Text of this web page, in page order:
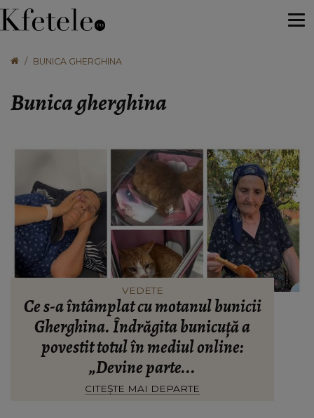
BUNICA GHERGHINA
Bunica gherghina
VEDETE
Ce s-a întâmplat cu motanul bunicii
Gherghina. Îndrăgita bunicuță a
povestit totul în mediul online:
„Devine parte...
CITEȘTE MAI DEPARTE